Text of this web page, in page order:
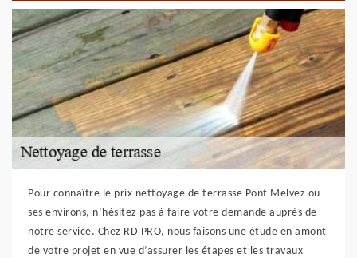
Pour connaître le prix nettoyage de terrasse Pont Melvez ou
ses environs, n’hésitez pas à faire votre demande auprès de
notre service. Chez RD PRO, nous faisons une étude en amont
de votre projet en vue d’assurer les étapes et les travaux